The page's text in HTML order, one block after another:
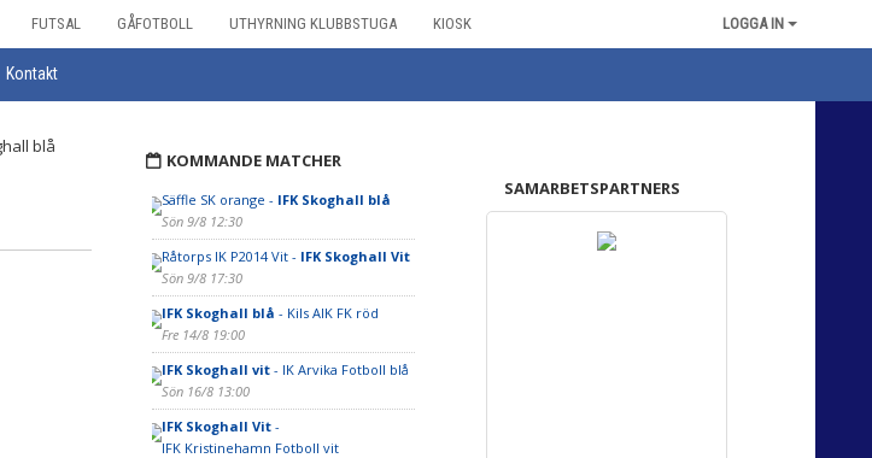
FUTSAL GÅFOTBOLL UTHYRNING KLUBBSTUGA KIOSK LOGGA IN
Kontakt
KOMMANDE MATCHER
Säffle SK orange - IFK Skoghall blå
Sön 9/8 12:30
Råtorps IK P2014 Vit - IFK Skoghall Vit
Sön 9/8 17:30
IFK Skoghall blå - Kils AIK FK röd
Fre 14/8 19:00
IFK Skoghall vit- IK Arvika Fotboll blå
Sön 16/8 13:00
IFK Skoghall Vit-
IFK Kristinehamn Fotboll vit
SAMARBETSPARTNERS